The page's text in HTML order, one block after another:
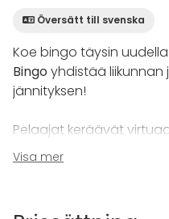
Översätt till svenska
Koe bingo täysin
Bingo yhdistää liikunnan
jännityksen!
Pelaajat keräävät
liikkuessaan ulkona ja
bingorivejä omille
Visa mer